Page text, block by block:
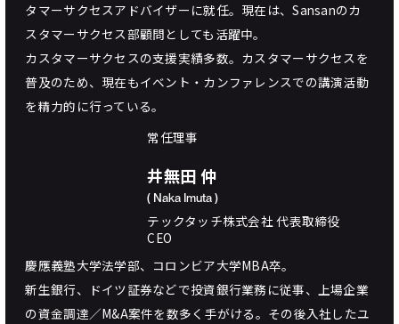
タマーサクセスアドバイザーに就任。現在は、Sansanのカ
スタマーサクセス部顧問としても活躍中。
カスタマーサクセスの支援実績多数。カスタマーサクセスを
普及のため、現在もイベント・カンファレンスでの講演活動
を精力的に行っている。
常任理事
井無田 仲
( Naka Imuta )
テックタッチ株式会社 代表取締役
CEO
慶應義塾大学法学部、コロンビア大学MBA卒。
新生銀行、ドイツ証券などで投資銀行業務に従事、上場企業
の資金調達／M&A案件を数多く手がける。その後入社したユ